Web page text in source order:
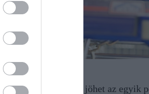
PIACOK
Aldi-Reál helycsere jöhet az egyik